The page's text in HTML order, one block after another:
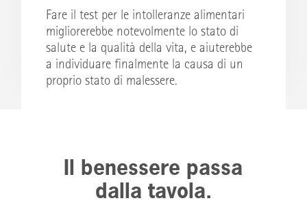
Fare il test per le intolleranze alimentari
migliorerebbe notevolmente lo stato di
salute e la qualità della vita, e aiuterebbe
a individuare finalmente la causa di un
proprio stato di malessere.
Il benessere passa
dalla tavola.